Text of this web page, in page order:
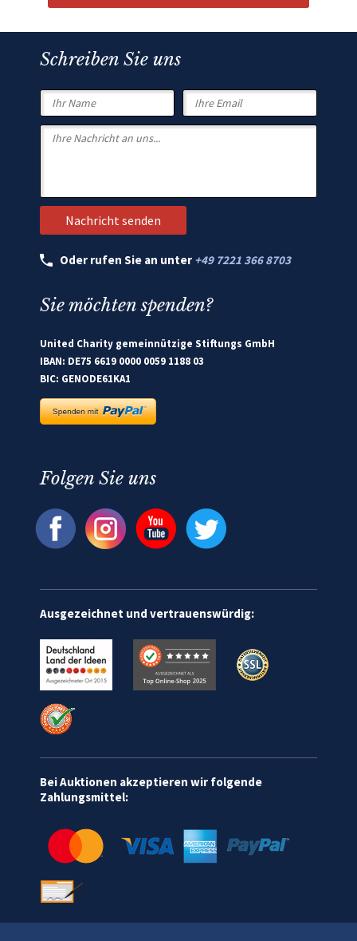
Schreiben Sie uns
Oder rufen Sie an unter +49 7221 366 8703
Sie möchten spenden?
United Charity gemeinnützige Stiftungs GmbH
IBAN: DE75 6619 0000 0059 1188 03
BIC: GENODE61KA1
Folgen Sie uns
Ausgezeichnet und vertrauenswürdig:
Bei Auktionen akzeptieren wir folgende
Zahlungsmittel: